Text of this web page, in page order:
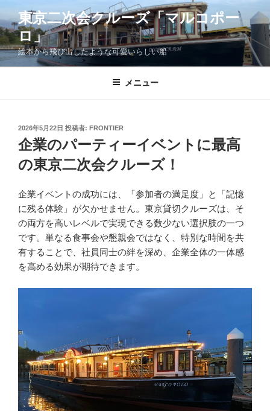
ン
テ
ン
ツ
東京二次会クルーズ「マルコポー
ロ」
絵本から飛び出したような可愛いらしい船
メニュー
投
稿
日:
2026年5月22日 投稿者: FRONTIER
企業のパーティーイベントに最高
の東京二次会クルーズ！
企業イベントの成功には、「参加者の満足度」と「記憶
に残る体験」が欠かせません。東京貸切クルーズは、そ
の両方を高いレベルで実現できる数少ない選択肢の一つ
です。単なる食事会や懇親会ではなく、特別な時間を共
有することで、社員同士の絆を深め、企業全体の一体感
を高める効果が期待できます。